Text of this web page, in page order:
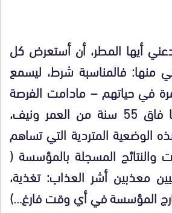
أن أستعرض كل
منها: فالمناسبة شرط، ليسمع
في حياتهم – مادامت الفرصة
سانحة – فأصغرنا فاق 55 سنة من العمر ونيف،
الوضعية المتردية التي تساهم
المسجلة بالمؤسسة (
معذبين أشر العذاب: تغذية،
المؤسسة في أي وقت فارغ…)